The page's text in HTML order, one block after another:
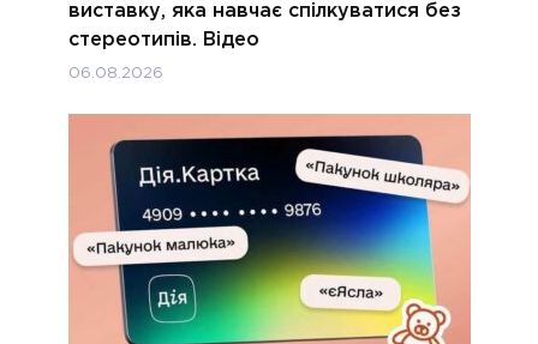
виставку, яка навчає спілкуватися без
стереотипів. Відео
06.08.2026